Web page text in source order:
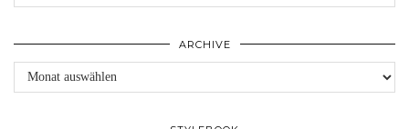
ARCHIVE
Archive